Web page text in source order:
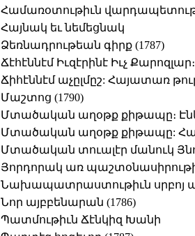
Համառօտութիւն
Հայնակ եւ նեմեցնակ
Ձեռնադրութեան գիրք (1787)
Ճէհէննէմ Իւզէրինէ Իւչ
Ճիհէննէմ աչըլմըշ: Հայատառ
Մաշտոց (1790)
Մտածական աղօթք քիթապը։
Մտածական աղօթք քիթապը:
Մտածական տուալէր մանուկ
Յորդորակ առ
Նախապատրաստութիւն
Նոր այբբենարան (1786)
Պատմութիւն Ճէնկիզ Խանի